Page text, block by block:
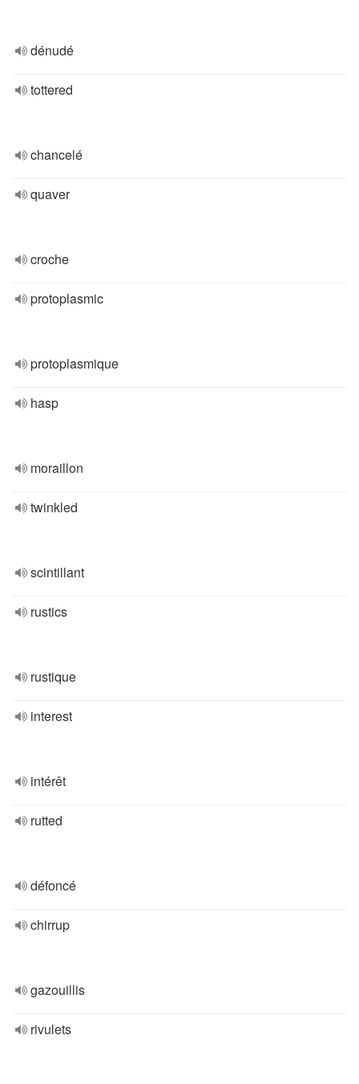
dénudé
tottered
chancelé
quaver
croche
protoplasmic
protoplasmique
hasp
moraillon
twinkled
scintillant
rustics
rustique
interest
intérêt
rutted
défoncé
chirrup
gazouillis
rivulets